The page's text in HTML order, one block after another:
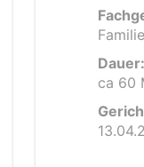
Dauer:
ca 60